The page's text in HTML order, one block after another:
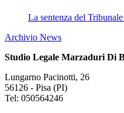
La sentenza del
Archivio News
Studio Legale Marzaduri Di
Lungarno Pacinotti, 26
56126 - Pisa (PI)
Tel: 050564246